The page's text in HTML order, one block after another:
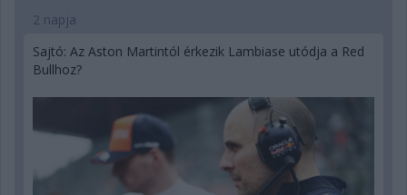
2 napja
Sajtó: Az Aston Martintól érkezik Lambiase utódja a Red
Bullhoz?